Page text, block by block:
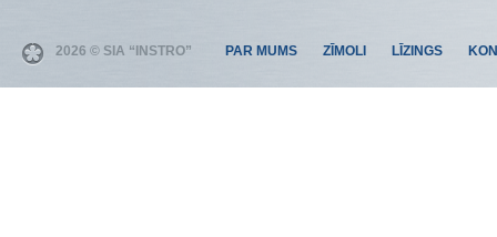
2026 © SIA “INSTRO” PAR MUMS ZĪMOLI LĪZINGS